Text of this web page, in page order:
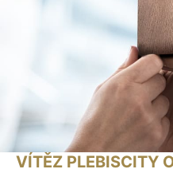
VÍTĚZ PLEBISCITY